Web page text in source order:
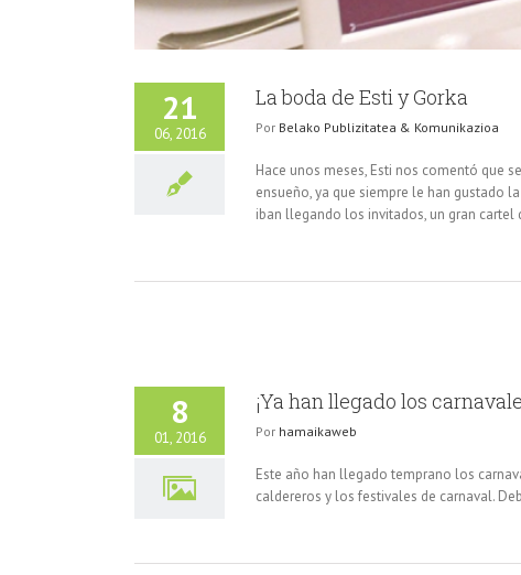
21
06, 2016
La boda de Esti y Gorka
Por Belako Publizitatea & Komunikazioa
Hace unos meses, Esti nos comentó que
ensueño, ya que siempre le han gustado
iban llegando los invitados, un gran
8
01, 2016
¡Ya han llegado los
Por hamaikaweb
Este año han llegado temprano los
caldereros y los festivales de carnaval.